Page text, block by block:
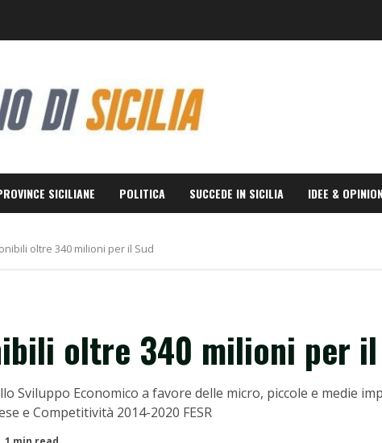
SICILIANE POLITICA SUCCEDE IN SICILIA IDEE &
oltre 340 milioni per il Sud
oltre 340 milioni per il
Sviluppo Economico a favore delle micro, piccole e medie
e Competitività 2014-2020 FESR